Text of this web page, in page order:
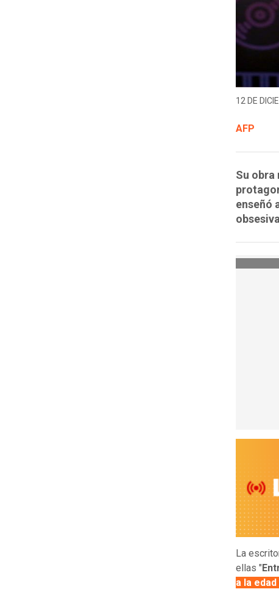
12 DE
AFP
Su obra
enseñó
La
ellas "
a la